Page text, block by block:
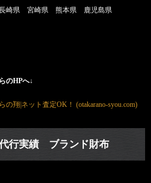
県 宮崎県 熊本県 鹿児島県
のHPへ↓
翔|ネット査定OK！ (otakarano-syou.com)
行実績 ブランド財布